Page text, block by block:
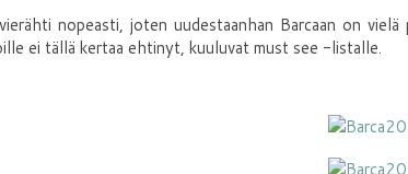
nopeasti, joten uudestaanhan Barcaan on
ei tällä kertaa ehtinyt, kuuluvat must see -listalle.